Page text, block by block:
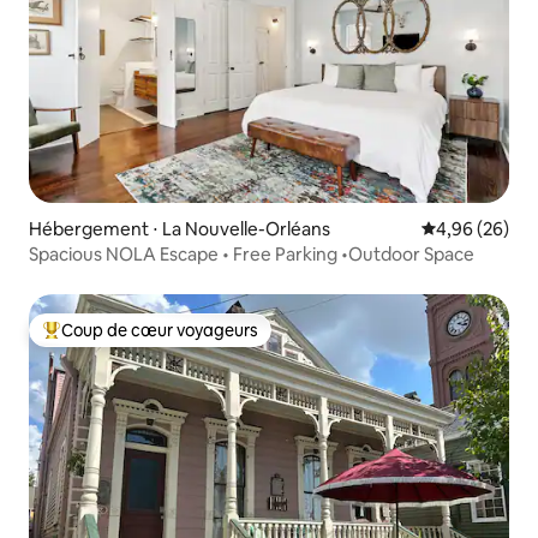
Hébergement ⋅ La Nouvelle-Orléans Évaluation
4,96 (26)
Spacious NOLA Escape • Free Parking •Outdoor Space
Coups de cœur voyageurs les plus appréciés
Coup de cœur voyageurs